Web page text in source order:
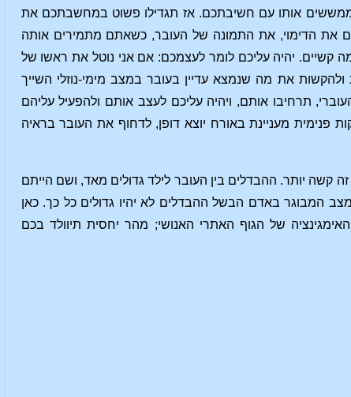
אותו עם חשיבתכם. אז תגדילו פשוט במחשבתכם את
את הדימוי, את התמונה של העובר, כשאתם מתמירים אותה
קשיים. יהיה עליכם לומר לעצמכם: אם אני נוטל את ראשו של
את מה שנמצא עדיין בעובר במצב מימי-נוזלי השייך
תרחיבו אותם, ויהיה עליכם לעצב אותם ולהפעיל עליהם
פנימית מעניינת באורח יוצא דופן, לדחוף את העובר בראיה
קשה יותר. ההבדלים בין העובר לילד גדולים מאד, ושם הייתם
המבוגר באדם הבשל ההבדלים לא יהיו גדולים כל כך. כאן
של הגוף האתרי האנושי; מהר יחסית תיוולד בכם